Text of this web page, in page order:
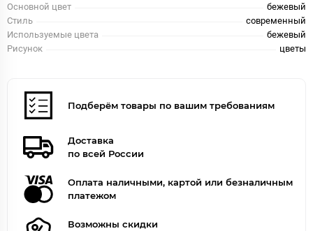
Основной цвет
бежевый
Стиль
современный
Используемые цвета
бежевый
Рисунок
цветы
Подберём товары по вашим требованиям
Доставка
по всей России
Оплата наличными, картой или безналичным
платежом
Возможны скидки